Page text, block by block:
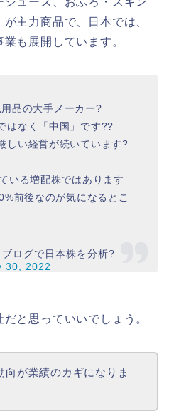
主力商品で、日本では、
も展開しています。
品の大手メーカー?
はなく「中国」です??
しい経営が続いています?
いる増配株ではあります
前後なのが気になるとこ
ログで日本株を分析?
30, 2022
と思っていいでしょう。
向が業績のカギになりま